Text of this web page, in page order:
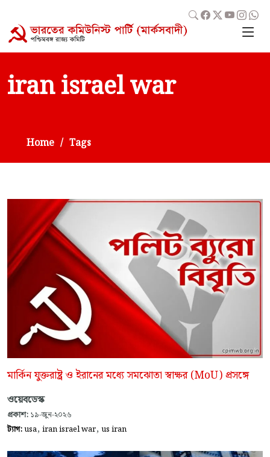
iran israel war
Home Tags
মার্কিন যুক্তরাষ্ট্র ও ইরানের মধ্যে সমঝোতা স্বাক্ষর (MoU) প্রসঙ্গে
ওয়েবডেস্ক
প্রকাশ: ১৯-জুন-২০২৬
ট্যাগ:usa, iran israel war, us iran